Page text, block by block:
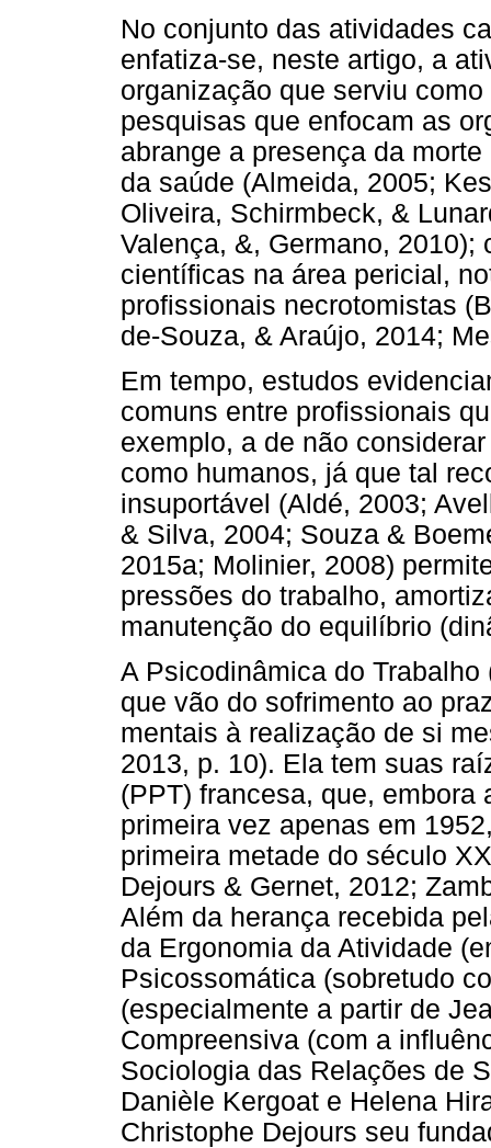
No conjunto das atividades
enfatiza-se, neste artigo, a
organização que serviu
pesquisas que enfocam as
abrange a presença da
da saúde (Almeida, 2005;
Oliveira, Schirmbeck, &
Valença, &, Germano,
científicas na área pericial,
profissionais necrotomistas
de-Souza, & Araújo, 2014;
Em tempo, estudos
comuns entre profissionais
exemplo, a de não
como humanos, já que tal
insuportável (Aldé, 2003;
& Silva, 2004; Souza &
2015a; Molinier, 2008)
pressões do trabalho,
manutenção do equilíbrio
A Psicodinâmica do
que vão do sofrimento ao
mentais à realização de si
2013, p. 10). Ela tem suas
(PPT) francesa, que,
primeira vez apenas em
primeira metade do século
Dejours & Gernet, 2012;
Além da herança recebida
da Ergonomia da Atividade
Psicossomática (sobretudo
(especialmente a partir de
Compreensiva (com a
Sociologia das Relações de
Danièle Kergoat e Helena
Christophe Dejours seu